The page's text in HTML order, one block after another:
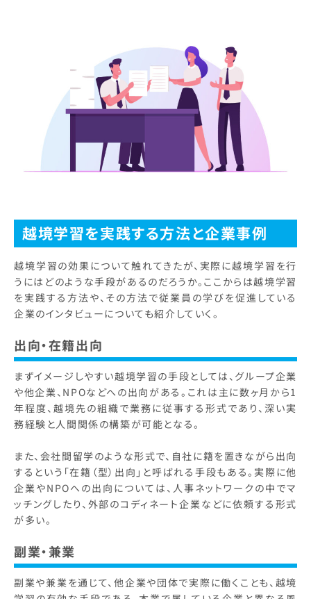
越境学習を実践する方法と企業事例
越境学習の効果について触れてきたが、実際に越境学習を行
うにはどのような手段があるのだろうか。ここからは越境学習
を実践する方法や、その方法で従業員の学びを促進している
企業のインタビューについても紹介していく。
出向・在籍出向
まずイメージしやすい越境学習の手段としては、グループ企業
や他企業、NPOなどへの出向がある。これは主に数ヶ月から1
年程度、越境先の組織で業務に従事する形式であり、深い実
務経験と人間関係の構築が可能となる。
また、会社間留学のような形式で、自社に籍を置きながら出向
するという「在籍（型）出向」と呼ばれる手段もある。実際に他
企業やNPOへの出向については、人事ネットワークの中でマ
ッチングしたり、外部のコディネート企業などに依頼する形式
が多い。
副業・兼業
副業や兼業を通じて、他企業や団体で実際に働くことも、越境